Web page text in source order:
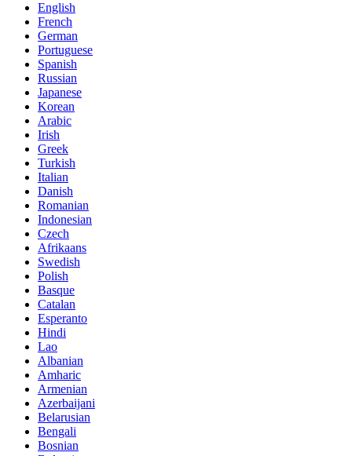
English
French
German
Portuguese
Spanish
Russian
Japanese
Korean
Arabic
Irish
Greek
Turkish
Italian
Danish
Romanian
Indonesian
Czech
Afrikaans
Swedish
Polish
Basque
Catalan
Esperanto
Hindi
Lao
Albanian
Amharic
Armenian
Azerbaijani
Belarusian
Bengali
Bosnian